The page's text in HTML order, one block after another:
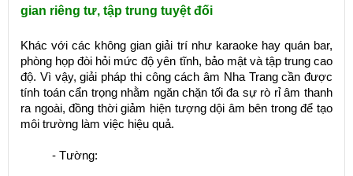
gian riêng tư, tập trung tuyệt đối
Khác với các không gian giải trí như karaoke hay quán bar,
phòng họp đòi hỏi mức độ yên tĩnh, bảo mật và tập trung cao
độ. Vì vậy, giải pháp thi công cách âm Nha Trang cần được
tính toán cẩn trọng nhằm ngăn chặn tối đa sự rò rỉ âm thanh
ra ngoài, đồng thời giảm hiện tượng dội âm bên trong để tạo
môi trường làm việc hiệu quả.
- Tường: